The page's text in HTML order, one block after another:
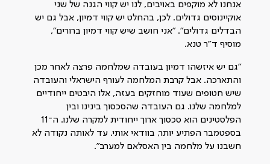
אנחנו לא מוקפים באויבים, לנו יש קווי הגנה של שני
אוקיינוסים גדולים. לכן, בהחלט יש קווי דמיון, אבל גם יש
הבדלים גדולים". "אני חושב שיש קווי דמיון ברורים",
מוסיף ד"ר טנא.
"גם יש איזשהו דמיון בעובדה שמלחמה פרצה לאחר מכן
והתארכה. אבל קרבת המלחמה לעורף הישראלי והעובדה
שיש חטופים שעוד מוחזקים בעזה, אלו היבטים ייחודיים
למלחמה שלנו. גם העובדה שהסכסוך בינינו ובין
הפלסטינים הוא סכסוך ארוך ייחודית למקרה שלנו. ה־11
בספטמבר הפתיע יותר, בוודאי אותי. עד לאותה נקודה לא
חשבנו על מלחמה בין האסלאם למערב".